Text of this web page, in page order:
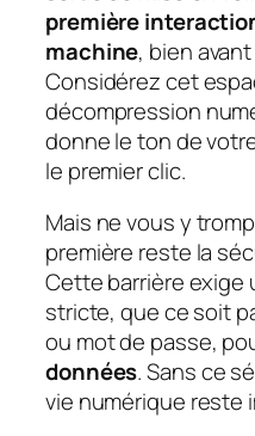
première
machine, bien
Considérez cet
décompression
donne le ton de
le premier clic.
Mais ne vous y
première reste la
Cette barrière
stricte, que ce soit
ou mot de passe,
données. Sans ce
vie numérique reste